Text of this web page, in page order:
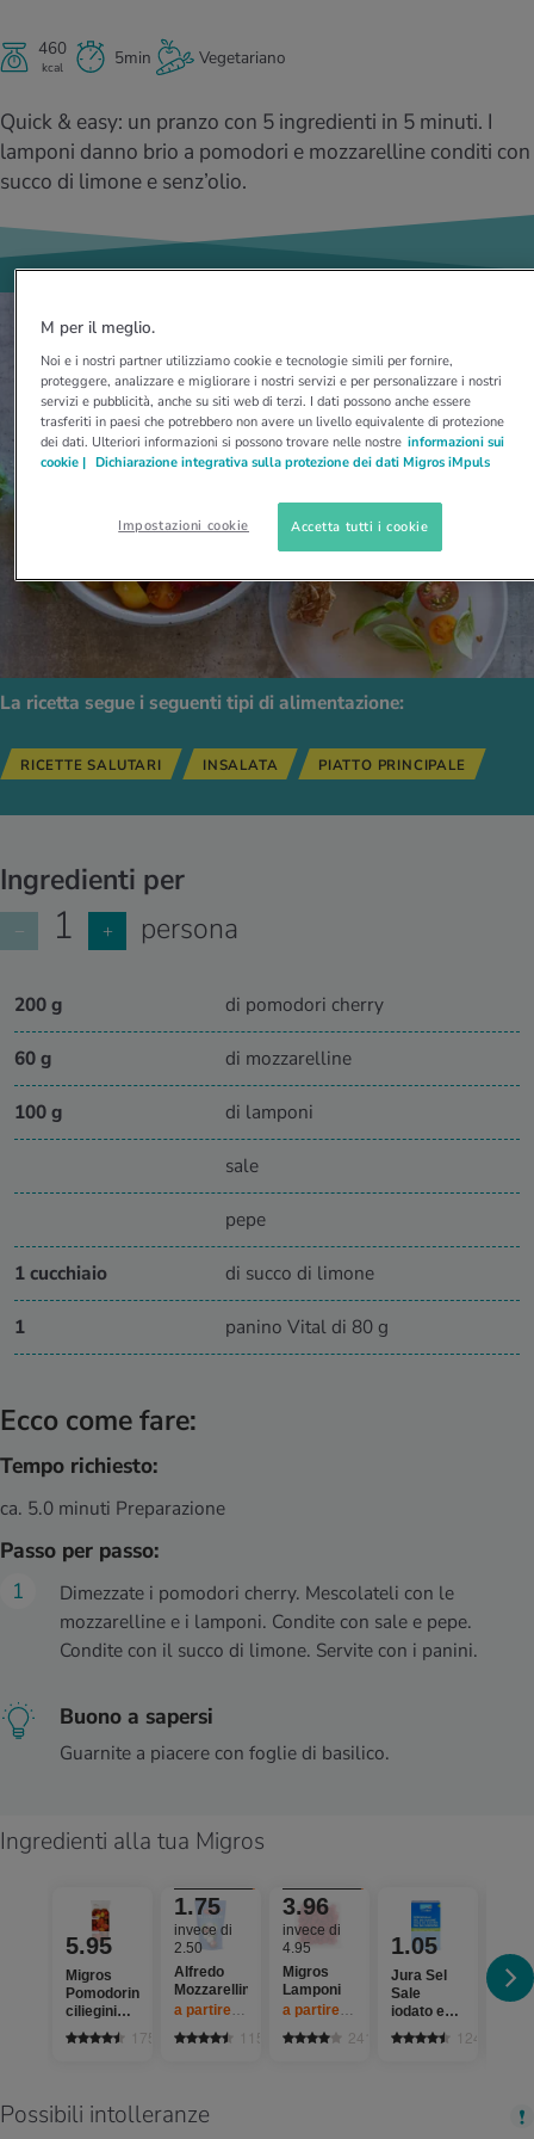
e intolleranze
nutritive
D’ATTUALITÀ NELL’AMBITO ALIMENTAZIONE
Calcolatore BMI
Fabbisogno calorico
invernali
D’ATTUALITÀ NELL’AMBITO MOVIMENTO
D’ATTUALITÀ NELL’AMBITO RILASSAMENTO
delle donne
mediche
D’ATTUALITÀ NELL’AMBITO MEDICINA
Abbassare la pressione sanguigna
Dolori ai nervi
Offerte
Tool, test e quiz
460
kcal 5min Vegetariano
Quick & easy: un pranzo con 5 ingredienti in 5 minuti. I
lamponi danno brio a pomodori e mozzarelline conditi con
succo di limone e senz’olio.
La ricetta segue i seguenti tipi di alimentazione:
RICETTE SALUTARI INSALATA PIATTO PRINCIPALE
Ingredienti per
− 1 + persona
200 g di pomodori cherry
60 g di mozzarelline
100 g di lamponi
sale
pepe
1 cucchiaio di succo di limone
1 panino Vital di 80 g
Ecco come fare:
Tempo richiesto:
ca. 5.0 minuti Preparazione
Passo per passo:
Dimezzate i pomodori cherry. Mescolateli con le
mozzarelline e i lamponi. Condite con sale e pepe.
Condite con il succo di limone. Servite con i panini.
Buono a sapersi
Guarnite a piacere con foglie di basilico.
Ingredienti alla tua Migros
5.95
Migros
Pomodorini
ciliegini
Mix
1758
1.75
invece di
2.50
Alfredo
Mozzarelline
a partire da 2
pezzi,Offerta valida solo dal 6.8 al
1155
3.96
invece di
4.95
Migros
Lamponi
a partire da 2
pezzi,Offerta valida
2413
1.05
Jura Sel
Sale
iodato e
fluorato
1242
M-
Pepe
Possibili intolleranze
M per il meglio.
Noi e i nostri partner utilizziamo cookie e tecnologie simili per fornire,
proteggere, analizzare e migliorare i nostri servizi e per personalizzare i nostri
servizi e pubblicità, anche su siti web di terzi. I dati possono anche essere
trasferiti in paesi che potrebbero non avere un livello equivalente di protezione
dei dati. Ulteriori informazioni si possono trovare nelle nostre informazioni sui
cookie | Dichiarazione integrativa sulla protezione dei dati Migros iMpuls
Impostazioni cookie Accetta tutti i cookie